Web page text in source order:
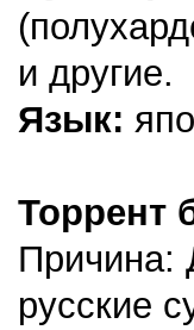
и другие.
Язык:
Торрент
Причина:
русские